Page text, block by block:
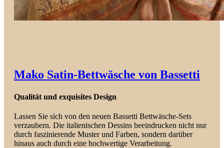
Mako Satin-Bettwäsche von Bassetti
Qualität und exquisites Design
Lassen Sie sich von den neuen Bassetti Bettwäsche-Sets
verzaubern. Die italienischen Dessins beeindrucken nicht nur
durch faszinierende Muster und Farben, sondern darüber
hinaus auch durch eine hochwertige Verarbeitung.